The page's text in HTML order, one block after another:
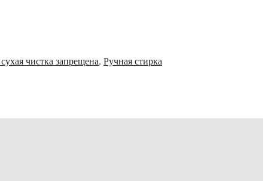
чистка запрещена, Ручная стирка